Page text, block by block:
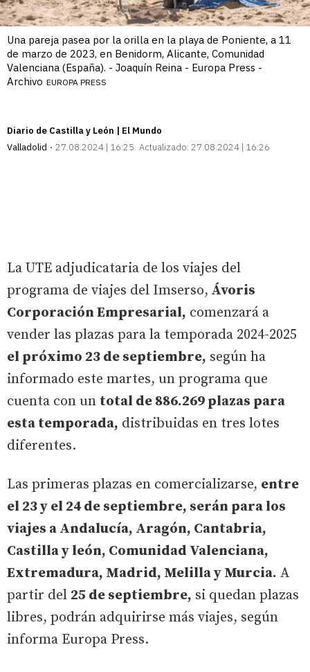
Una pareja pasea por la orilla en la playa de Poniente, a 11
de marzo de 2023, en Benidorm, Alicante, Comunidad
Valenciana (España). - Joaquín Reina - Europa Press -
Archivo EUROPA PRESS
Diario de Castilla y León | El Mundo
Valladolid
27.08.2024 | 16:25 Actualizado: 27.08.2024 | 16:26
La UTE adjudicataria de los viajes del
programa de viajes del Imserso, Ávoris
Corporación Empresarial, comenzará a
vender las plazas para la temporada 2024-2025
el próximo 23 de septiembre, según ha
informado este martes, un programa que
cuenta con un total de 886.269 plazas para
esta temporada, distribuidas en tres lotes
diferentes.
Las primeras plazas en comercializarse, entre
el 23 y el 24 de septiembre, serán para los
viajes a Andalucía, Aragón, Cantabria,
Castilla y león, Comunidad Valenciana,
Extremadura, Madrid, Melilla y Murcia. A
partir del 25 de septiembre, si quedan plazas
libres, podrán adquirirse más viajes, según
informa Europa Press.